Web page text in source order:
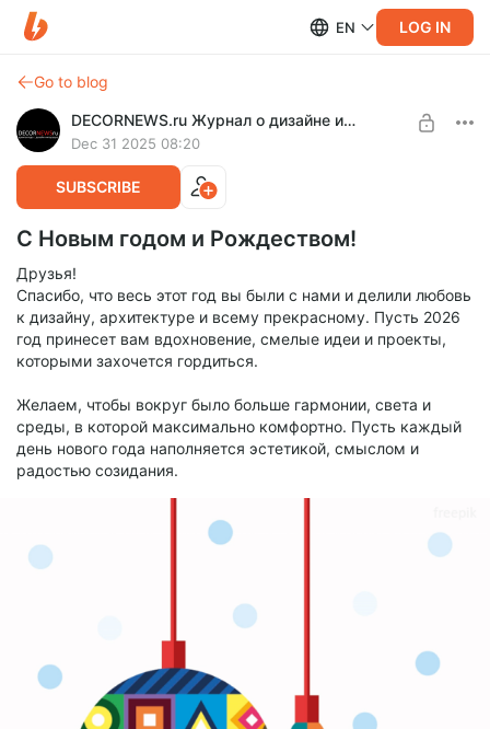
EN LOG IN
Go to blog
DECORNEWS.ru Журнал о дизайне и архитектуре
Dec 31 2025 08:20
SUBSCRIBE
С Новым годом и Рождеством!
Друзья!
Спасибо, что весь этот год вы были с нами и делили любовь
к дизайну, архитектуре и всему прекрасному. Пусть 2026
год принесет вам вдохновение, смелые идеи и проекты,
которыми захочется гордиться.
Желаем, чтобы вокруг было больше гармонии, света и
среды, в которой максимально комфортно. Пусть каждый
день нового года наполняется эстетикой, смыслом и
радостью созидания.